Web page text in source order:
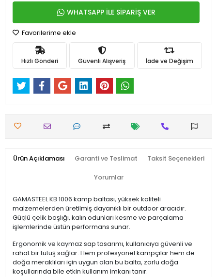
WHATSAPP İLE SİPARİŞ VER
Favorilerime ekle
Hızlı Gönderi Güvenli Alışveriş İade ve Değişim
Ürün Açıklaması Garanti ve Teslimat Taksit Seçenekleri
Yorumlar
GAMASTEEL KB 1006 kamp baltası, yüksek kaliteli
malzemelerden üretilmiş dayanıklı bir outdoor aracıdır.
Güçlü çelik başlığı, kalın odunları kesme ve parçalama
işlemlerinde üstün performans sunar.
Ergonomik ve kaymaz sap tasarımı, kullanıcıya güvenli ve
rahat bir tutuş sağlar. Hem profesyonel kampçılar hem de
doğa meraklıları için uygun olan bu balta, zorlu doğa
koşullarında bile etkin kullanım imkanı tanır.